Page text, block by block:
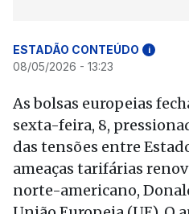
ESTADÃO CONTEÚDO i
08/05/2026 - 13:23
As bolsas europeias
sexta-feira, 8,
das tensões entre
ameaças tarifárias
norte-americano,